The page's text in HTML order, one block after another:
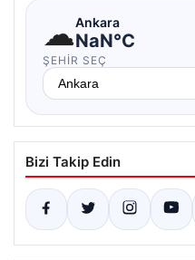
☁Ankara
NaN°C
ŞEHIR SEÇ
Bizi Takip Edin